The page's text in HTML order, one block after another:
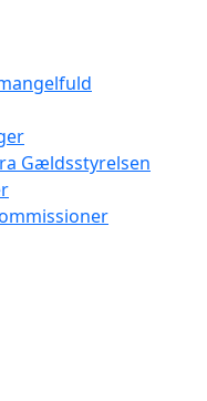
Gældsstyrelsen